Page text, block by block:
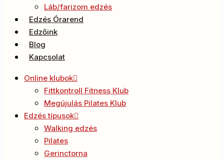
Láb/farizom edzés
Edzés Órarend
Edzőink
Blog
Kapcsolat
Online klubok
Fittkontroll Fitness Klub
Megújulás Pilates Klub
Edzés típusok
Walking edzés
Pilates
Gerinctorna